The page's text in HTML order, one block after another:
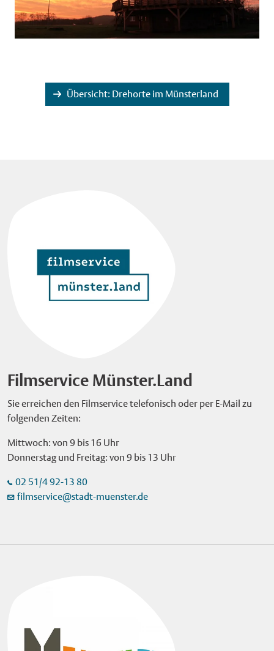
Übersicht: Drehorte im Münsterland
Filmservice Münster.Land
Sie erreichen den Filmservice telefonisch oder per E-Mail zu
folgenden Zeiten:
Mittwoch: von 9 bis 16 Uhr
Donnerstag und Freitag: von 9 bis 13 Uhr
02 51/4 92-13 80
filmservice@stadt-muenster.de